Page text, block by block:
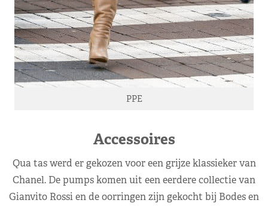
PPE
Accessoires
Qua tas werd er gekozen voor een grijze klassieker van
Chanel. De pumps komen uit een eerdere collectie van
Gianvito Rossi en de oorringen zijn gekocht bij Bodes en